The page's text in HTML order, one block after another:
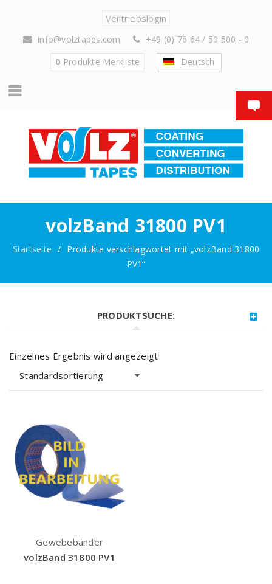
Vertriebslogin
info@volztapes.com
+49 (0) 76 64 / 50 500 - 0
0 Produkte Merkliste Deutsch
volzBand 31800 PV1
Startseite / Produkte verschlagwortet mit „volzBand 31800
PV1“
PRODUKTSUCHE:
Einzelnes Ergebnis wird angezeigt
Standardsortierung
Gewebebänder
volzBand 31800 PV1